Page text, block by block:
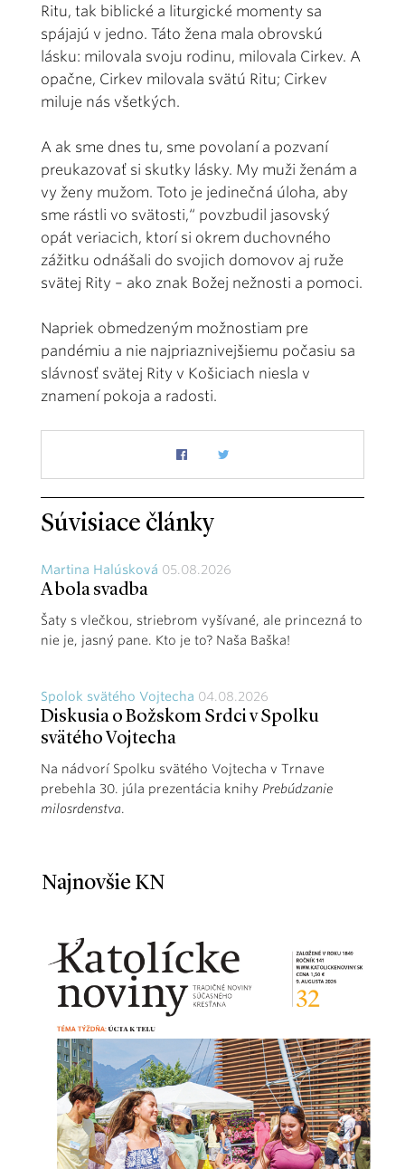
Ritu, tak biblické a liturgické momenty sa
spájajú v jedno. Táto žena mala obrovskú
lásku: milovala svoju rodinu, milovala Cirkev. A
opačne, Cirkev milovala svätú Ritu; Cirkev
miluje nás všetkých.
A ak sme dnes tu, sme povolaní a pozvaní
preukazovať si skutky lásky. My muži ženám a
vy ženy mužom. Toto je jedinečná úloha, aby
sme rástli vo svätosti,“ povzbudil jasovský
opát veriacich, ktorí si okrem duchovného
zážitku odnášali do svojich domovov aj ruže
svätej Rity – ako znak Božej nežnosti a pomoci.
Napriek obmedzeným možnostiam pre
pandémiu a nie najpriaznivejšiemu počasiu sa
slávnosť svätej Rity v Košiciach niesla v
znamení pokoja a radosti.
Súvisiace články
Martina Halúsková 05.08.2026
A bola svadba
Šaty s vlečkou, striebrom vyšívané, ale princezná to
nie je, jasný pane. Kto je to? Naša Baška!
Spolok svätého Vojtecha 04.08.2026
Diskusia o Božskom Srdci v Spolku
svätého Vojtecha
Na nádvorí Spolku svätého Vojtecha v Trnave
prebehla 30. júla prezentácia knihy Prebúdzanie
milosrdenstva.
Najnovšie KN